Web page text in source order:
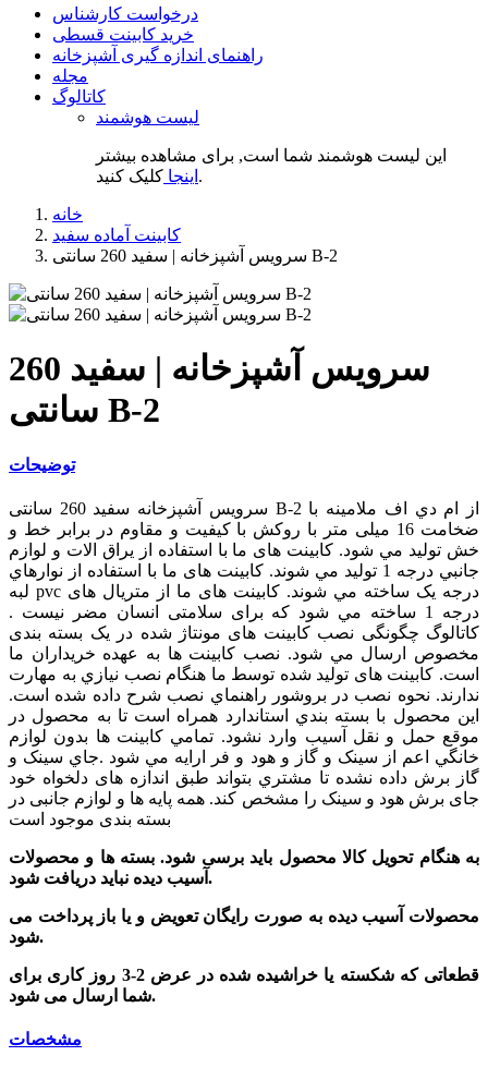
درخواست کارشناس
خرید کابینت قسطی
راهنمای اندازه گیری آشپزخانه
مجله
کاتالوگ
لیست هوشمند
این لیست هوشمند شما است, برای مشاهده بیشتر
اینجا کلیک کنید.
خانه
کابینت آماده سفید
سرویس آشپزخانه | سفید 260 سانتی B-2
سرویس آشپزخانه | سفید 260
سانتی B-2
توضیحات
سرویس آشپزخانه سفید 260 سانتی B-2 از ام دي اف ملامینه با
ضخامت 16 میلی متر با روکش با کیفیت و مقاوم در برابر خط و
خش توليد مي شود. کابینت های ما با استفاده از یراق الات و لوازم
جانبي درجه 1 توليد مي شوند. کابینت های ما با استفاده از نوارهاي
لبه pvc درجه یک ساخته مي شوند. کابینت های ما از متریال های
درجه 1 ساخته مي شود که برای سلامتی انسان مضر نيست .
کاتالوگ چگونگی نصب کابینت های مونتاژ شده در يک بسته بندی
مخصوص ارسال مي شود. نصب کابینت ها به عهده خریداران ما
است. کابینت های تولید شده توسط ما هنگام نصب نيازي به مهارت
ندارند. نحوه نصب در بروشور راهنماي نصب شرح داده شده است.
اين محصول با بسته بندي استاندارد همراه است تا به محصول در
موقع حمل و نقل آسيب وارد نشود. تمامي کابینت ها بدون لوازم
خانگي اعم از سینک و گاز و هود و فر ارايه مي شود .جاي سينک و
گاز برش داده نشده تا مشتري بتواند طبق اندازه های دلخواه خود
جای برش هود و سینک را مشخص کند. همه پایه ها و لوازم جانبی در
بسته بندی موجود است
به هنگام تحویل کالا محصول باید برسی شود. بسته ها و محصولات
آسیب دیده نباید دریافت شود.
محصولات آسیب دیده به صورت رایگان تعویض و یا باز پرداخت می
شود.
قطعاتی که شکسته یا خراشیده شده در عرض 2-3 روز کاری برای
شما ارسال می شود.
مشخصات